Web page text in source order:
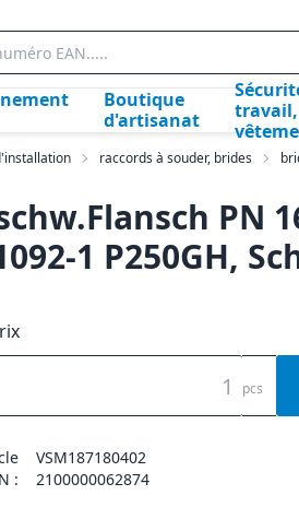
Boutique
d'artisanat
travail,
raccords à souder, brides
PN
1 P250GH,
pcs
VSM187180402
:
2100000062874